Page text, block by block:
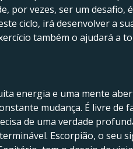
por vezes, ser um
ciclo, irá desenvolver a
também o ajudará a
energia e uma mente
mudança. É livre
de uma verdade
Escorpião, o seu